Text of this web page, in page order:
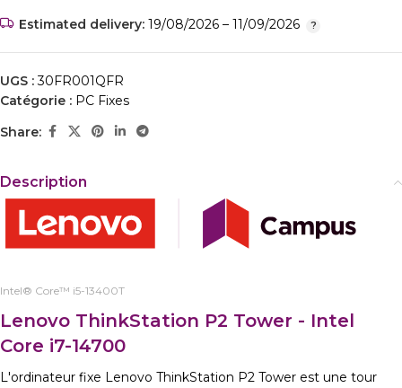
Estimated delivery: 19/08/2026 – 11/09/2026
UGS :30FR001QFR
Catégorie : PC Fixes
Share:
Description
Intel® Core™ i5-13400T
Lenovo ThinkStation P2 Tower - Intel
Core i7-14700
L'ordinateur fixe Lenovo ThinkStation P2 Tower est une tour